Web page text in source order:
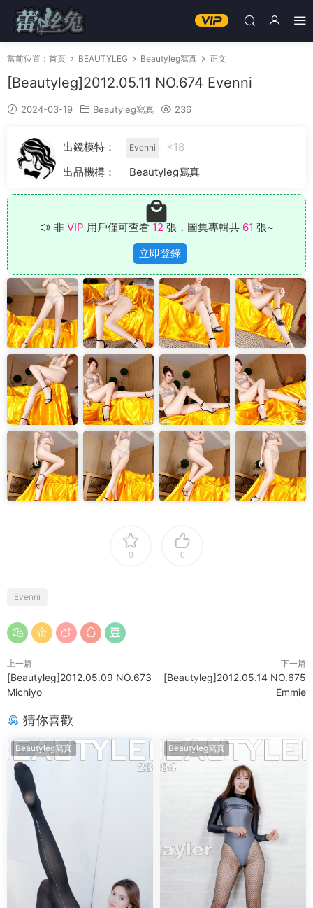
當前位置： 首頁 BEAUTYLEG Beautyleg寫真 正文
[Beautyleg]2012.05.11 NO.674 Evenni
2024-03-19 Beautyleg寫真 236
出鏡模特： Evenni
×18
出品機構：
Beautyleg寫真
非 VIP 用戶僅可查看 12 張，圖集專輯共 61 張~
立即登錄
0 0
Evenni
上一篇
[Beautyleg]2012.05.09 NO.673
Michiyo
下一篇
[Beautyleg]2012.05.14 NO.675
Emmie
猜你喜歡
Beautyleg寫真 Beautyleg寫真